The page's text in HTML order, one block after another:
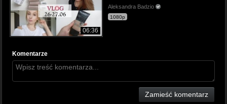
06:36
Aleksandra Badzio
1080p
Komentarze
Zamieść komentarz